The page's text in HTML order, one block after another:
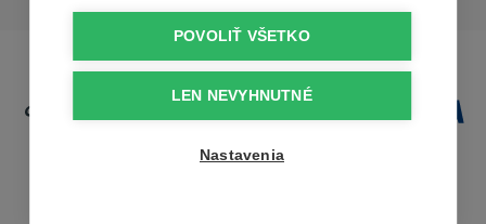
POVOLIŤ VŠETKO
LEN NEVYHNUTNÉ
Nastavenia